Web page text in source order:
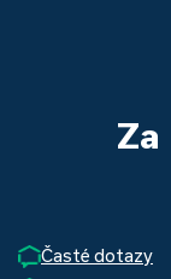
Za
Časté dotazy